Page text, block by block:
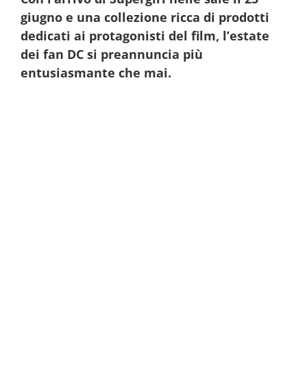
giugno e una collezione ricca di prodotti
dedicati ai protagonisti del film, l’estate
dei fan DC si preannuncia più
entusiasmante che mai.